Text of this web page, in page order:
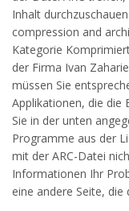
Inhalt
compression and
Kategorie
der Firma Ivan
müssen Sie
Applikationen, die die
Sie in der unten
Programme aus der
mit der ARC-Datei
Informationen Ihr
eine andere Seite, die